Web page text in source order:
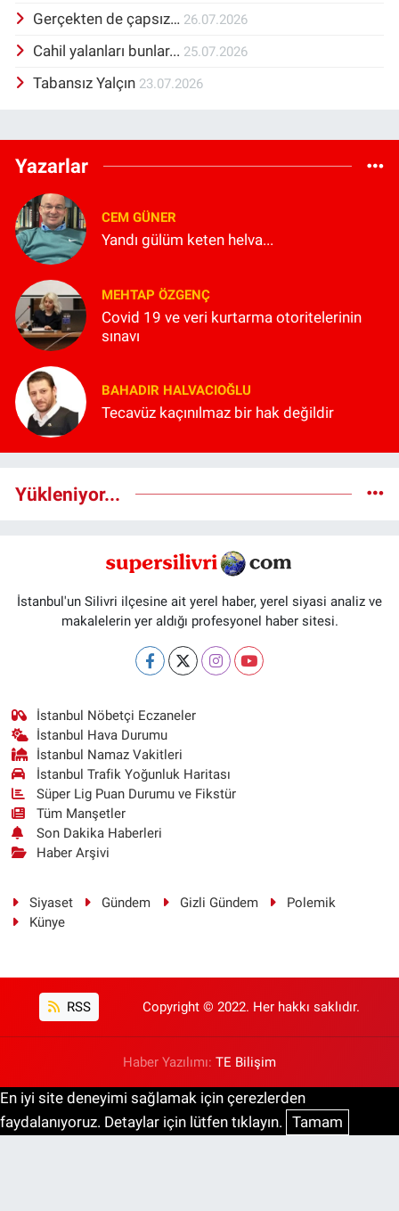
Gerçekten de çapsız… 26.07.2026
Cahil yalanları bunlar... 25.07.2026
Tabansız Yalçın 23.07.2026
Yazarlar
CEM GÜNER
Yandı gülüm keten helva...
MEHTAP ÖZGENÇ
Covid 19 ve veri kurtarma otoritelerinin
sınavı
BAHADIR HALVACIOĞLU
Tecavüz kaçınılmaz bir hak değildir
Yükleniyor...
İstanbul'un Silivri ilçesine ait yerel haber, yerel siyasi analiz ve
makalelerin yer aldığı profesyonel haber sitesi.
İstanbul Nöbetçi Eczaneler
İstanbul Hava Durumu
İstanbul Namaz Vakitleri
İstanbul Trafik Yoğunluk Haritası
Süper Lig Puan Durumu ve Fikstür
Tüm Manşetler
Son Dakika Haberleri
Haber Arşivi
Siyaset Gündem Gizli Gündem
Polemik
Künye
RSS Copyright © 2022. Her hakkı saklıdır.
Haber Yazılımı: TE Bilişim
En iyi site deneyimi sağlamak için çerezlerden
faydalanıyoruz. Detaylar için lütfen tıklayın. Tamam